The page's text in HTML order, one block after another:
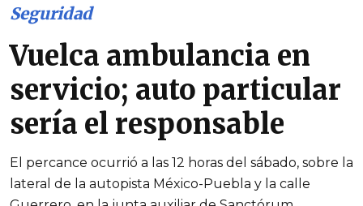
Seguridad
Vuelca ambulancia en
servicio; auto particular
sería el responsable
El percance ocurrió a las 12 horas del sábado, sobre la
lateral de la autopista México-Puebla y la calle